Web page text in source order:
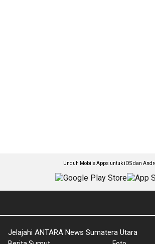
Unduh Mobile Apps untuk iOS dan
Jelajahi ANTARA News Sumatera Utara